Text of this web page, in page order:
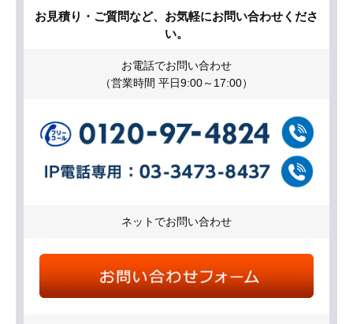
お見積り・ご質問など、お気軽にお問い合わせくださ
い。
お電話でお問い合わせ
（営業時間 平日9:00～17:00）
ネットでお問い合わせ